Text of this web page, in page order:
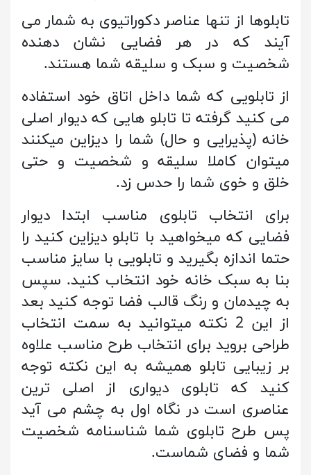
تابلوها از تنها عناصر دکوراتیوی به شمار می
آیند که در هر فضایی نشان دهنده
شخصیت و سبک و سلیقه شما هستند.
از تابلویی که شما داخل اتاق خود استفاده
می کنید گرفته تا تابلو هایی که دیوار اصلی
خانه (پذیرایی و حال) شما را دیزاین میکنند
میتوان کاملا سلیقه و شخصیت و حتی
خلق و خوی شما را حدس زد.
برای انتخاب تابلوی مناسب ابتدا دیوار
فضایی که میخواهید با تابلو دیزاین کنید را
حتما اندازه بگیرید و تابلویی با سایز مناسب
بنا به سبک خانه خود انتخاب کنید. سپس
به چیدمان و رنگ قالب فضا توجه کنید بعد
از این 2 نکته میتوانید به سمت انتخاب
طراحی بروید برای انتخاب طرح مناسب علاوه
بر زیبایی تابلو همیشه به این نکته توجه
کنید که تابلوی دیواری از اصلی ترین
عناصری است در نگاه اول به چشم می آید
پس طرح تابلوی شما شناسنامه شخصیت
شما و فضای شماست.